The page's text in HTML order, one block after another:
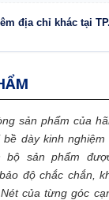
địa chỉ khác tại
sản phẩm của
dày kinh nghiệm
bộ sản phẩm
độ chắc chắn,
của từng góc